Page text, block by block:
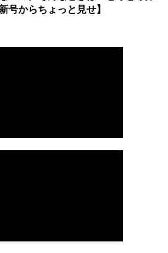
号からちょっと見せ】